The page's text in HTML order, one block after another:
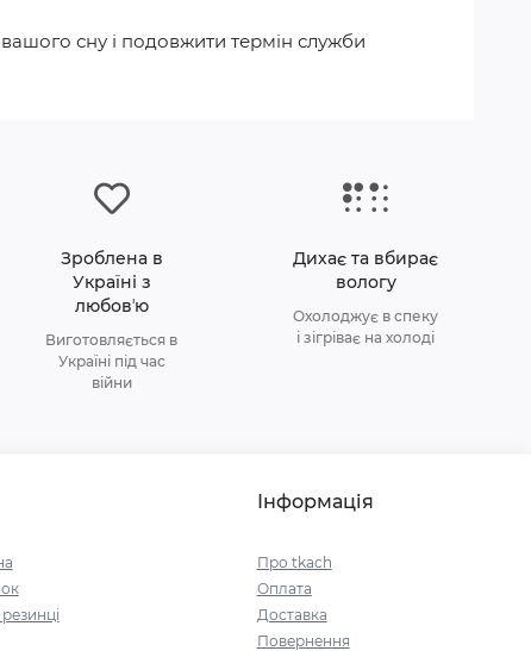
сну і подовжити термін служби
Зроблена в
Україні з
любовʼю
Виготовляється в
Україні під час
війни
Дихає та вбирає
вологу
Охолоджує в спеку
і зігріває на холоді
Інформація
Про tkach
Оплата
Доставка
Повернення